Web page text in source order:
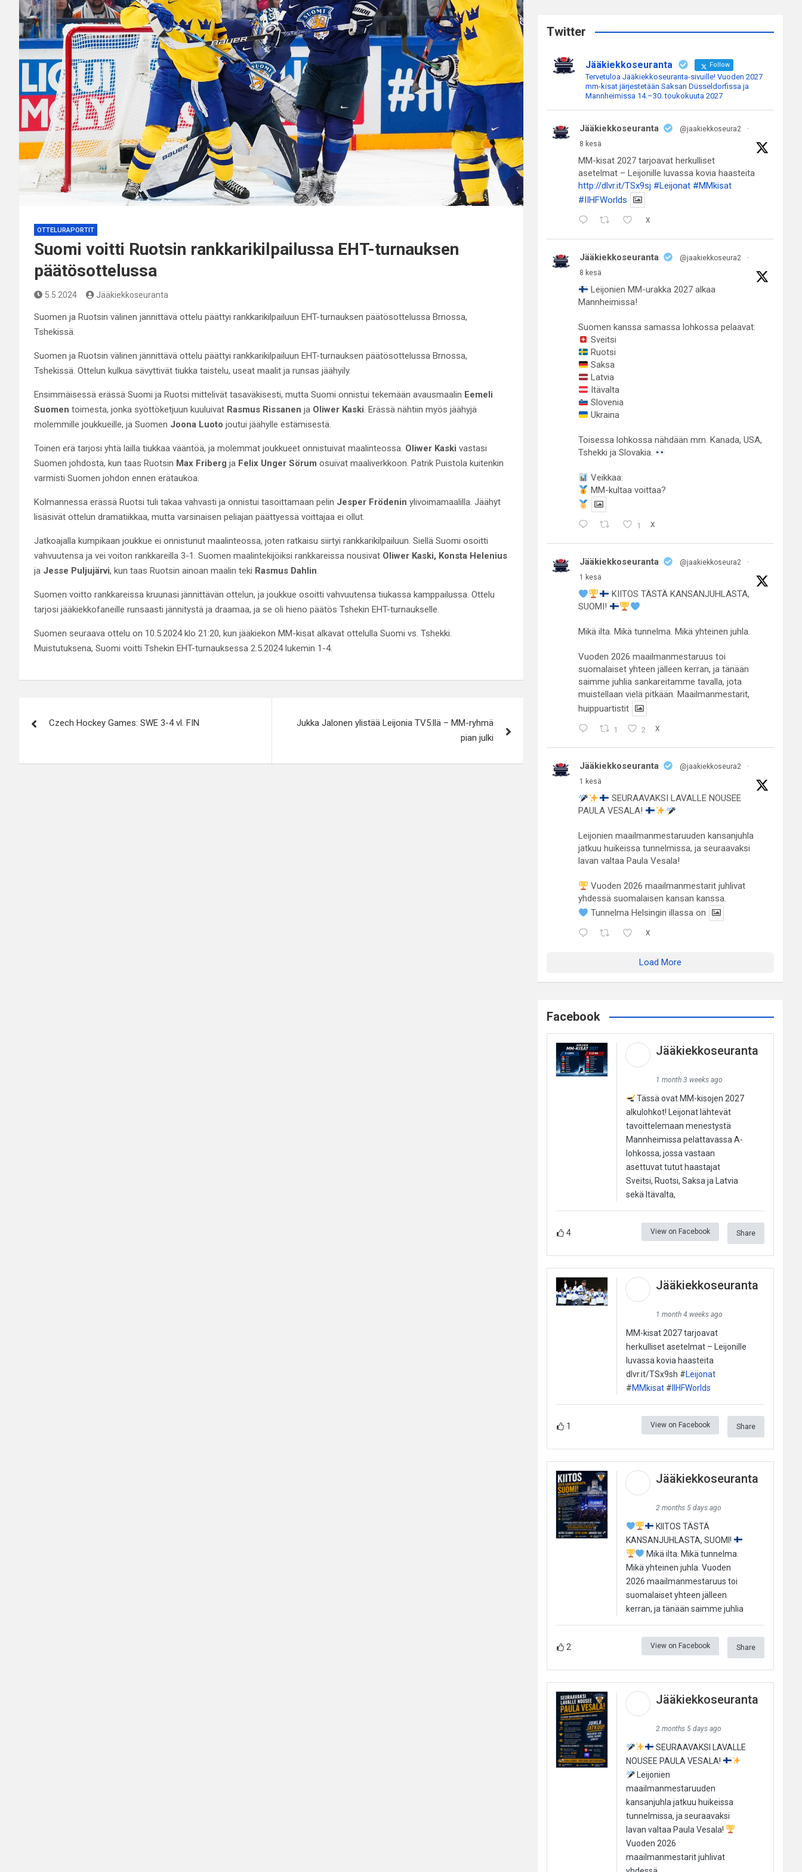
OTTELURAPORTIT
Suomi voitti Ruotsin rankkarikilpailussa EHT-turnauksen
päätösottelussa
5.5.2024 Jääkiekkoseuranta
Suomen ja Ruotsin välinen jännittävä ottelu päättyi rankkarikilpailuun EHT-turnauksen päätösottelussa Brnossa,
Tshekissä.
Suomen ja Ruotsin välinen jännittävä ottelu päättyi rankkarikilpailuun EHT-turnauksen päätösottelussa Brnossa,
Tshekissä. Ottelun kulkua sävyttivät tiukka taistelu, useat maalit ja runsas jäähyily.
Ensimmäisessä erässä Suomi ja Ruotsi mittelivät tasaväkisesti, mutta Suomi onnistui tekemään avausmaalin Eemeli
Suomen toimesta, jonka syöttöketjuun kuuluivat Rasmus Rissanen ja Oliwer Kaski. Erässä nähtiin myös jäähyjä
molemmille joukkueille, ja Suomen Joona Luoto joutui jäähylle estämisestä.
Toinen erä tarjosi yhtä lailla tiukkaa vääntöä, ja molemmat joukkueet onnistuivat maalinteossa. Oliwer Kaski vastasi
Suomen johdosta, kun taas Ruotsin Max Friberg ja Felix Unger Sörum osuivat maaliverkkoon. Patrik Puistola kuitenkin
varmisti Suomen johdon ennen erätaukoa.
Kolmannessa erässä Ruotsi tuli takaa vahvasti ja onnistui tasoittamaan pelin Jesper Frödenin ylivoimamaalilla. Jäähyt
lisäsivät ottelun dramatiikkaa, mutta varsinaisen peliajan päättyessä voittajaa ei ollut.
Jatkoajalla kumpikaan joukkue ei onnistunut maalinteossa, joten ratkaisu siirtyi rankkarikilpailuun. Siellä Suomi osoitti
vahvuutensa ja vei voiton rankkareilla 3-1. Suomen maalintekijöiksi rankkareissa nousivat Oliwer Kaski, Konsta Helenius
ja Jesse Puljujärvi, kun taas Ruotsin ainoan maalin teki Rasmus Dahlin.
Suomen voitto rankkareissa kruunasi jännittävän ottelun, ja joukkue osoitti vahvuutensa tiukassa kamppailussa. Ottelu
tarjosi jääkiekkofaneille runsaasti jännitystä ja draamaa, ja se oli hieno päätös Tshekin EHT-turnaukselle.
Suomen seuraava ottelu on 10.5.2024 klo 21:20, kun jääkiekon MM-kisat alkavat ottelulla Suomi vs. Tshekki.
Muistutuksena, Suomi voitti Tshekin EHT-turnauksessa 2.5.2024 lukemin 1-4.
selaus
Czech Hockey Games: SWE 3-4 vl. FIN
Jukka Jalonen ylistää Leijonia TV5:llä – MM-ryhmä
pian julki
c
Twitter
Jääkiekkoseuranta Follow
Tervetuloa Jääkiekkoseuranta-sivuille! Vuoden 2027
mm-kisat järjestetään Saksan Düsseldorfissa ja
Mannheimissa 14.–30. toukokuuta 2027
Jääkiekkoseuranta @jaakiekkoseura2
·
8 kesä
MM-kisat 2027 tarjoavat herkulliset
asetelmat – Leijonille luvassa kovia haasteita
http://dlvr.it/TSx9sj #Leijonat #MMkisat
#IIHFWorlds
X
Jääkiekkoseuranta @jaakiekkoseura2
·
8 kesä
Leijonien MM-urakka 2027 alkaa
Mannheimissa!
Suomen kanssa samassa lohkossa pelaavat:
Sveitsi
Ruotsi
Saksa
Latvia
Itävalta
Slovenia
Ukraina
Toisessa lohkossa nähdään mm. Kanada, USA,
Tshekki ja Slovakia.
Veikkaa:
MM-kultaa voittaa?
1 X
Jääkiekkoseuranta @jaakiekkoseura2
·
1 kesä
KIITOS TÄSTÄ KANSANJUHLASTA,
SUOMI!
Mikä ilta. Mikä tunnelma. Mikä yhteinen juhla.
Vuoden 2026 maailmanmestaruus toi
suomalaiset yhteen jälleen kerran, ja tänään
saimme juhlia sankareitamme tavalla, jota
muistellaan vielä pitkään. Maailmanmestarit,
huippuartistit
1 2 X
Jääkiekkoseuranta @jaakiekkoseura2
·
1 kesä
SEURAAVAKSI LAVALLE NOUSEE
PAULA VESALA!
Leijonien maailmanmestaruuden kansanjuhla
jatkuu huikeissa tunnelmissa, ja seuraavaksi
lavan valtaa Paula Vesala!
Vuoden 2026 maailmanmestarit juhlivat
yhdessä suomalaisen kansan kanssa.
Tunnelma Helsingin illassa on
X
Load More
Facebook
Jääkiekkoseuranta
1 month 3 weeks ago
Tässä ovat MM-kisojen 2027
alkulohkot! Leijonat lähtevät
tavoittelemaan menestystä
Mannheimissa pelattavassa A-
lohkossa, jossa vastaan
asettuvat tutut haastajat
Sveitsi, Ruotsi, Saksa ja Latvia
sekä Itävalta,
4 View on Facebook Share
Jääkiekkoseuranta
1 month 4 weeks ago
MM-kisat 2027 tarjoavat
herkulliset asetelmat – Leijonille
luvassa kovia haasteita
dlvr.it/TSx9sh #Leijonat
#MMkisat#IIHFWorlds
1 View on Facebook Share
Jääkiekkoseuranta
2 months 5 days ago
KIITOS TÄSTÄ
KANSANJUHLASTA, SUOMI!
Mikä ilta. Mikä tunnelma.
Mikä yhteinen juhla. Vuoden
2026 maailmanmestaruus toi
suomalaiset yhteen jälleen
kerran, ja tänään saimme juhlia
2 View on Facebook Share
Jääkiekkoseuranta
2 months 5 days ago
SEURAAVAKSI LAVALLE
NOUSEE PAULA VESALA!
Leijonien
maailmanmestaruuden
kansanjuhla jatkuu huikeissa
tunnelmissa, ja seuraavaksi
lavan valtaa Paula Vesala!
Vuoden 2026
maailmanmestarit juhlivat